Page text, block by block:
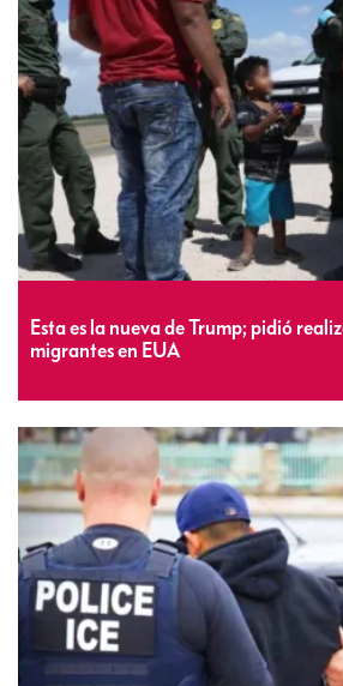
Esta es la nueva de Trump; pidió
migrantes en EUA